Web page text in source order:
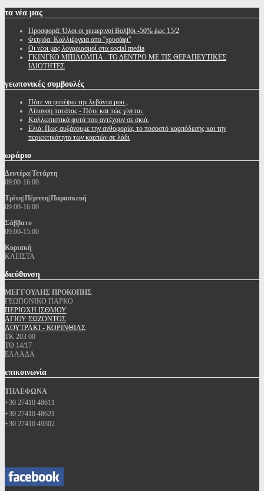
τα νέα μας
Προσφορά: Όλοι οι χειμερινοί Βολβόι -50% έως 15/2
Φειγιόα: Καλλιέργεια απο ''χρυσάφι''
Oι νέοι μας λογαριασμοί στα social media
ΓΚΙΝΓΚΟ ΜΠΙΛΟΜΠΑ - ΤΟ ΔΕΝΤΡΟ ΜΕ ΤΙΣ ΘΕΡΑΠΕΥΤΙΚΕΣ
ΙΔΙΟΤΗΤΕΣ
γεωπονικές συμβουλές
Πότε να φυτέψω την λεβάντα μου ;
Λίπανση πατάτας - Πότε και πώς γίνεται.
Καλλωπιστικά φυτά που αντέχουν σε σκιά.
Ελιά: Πως αυξάνουμε την ανθοφορία, το ποσοστό καρπόδεσης και την
περιεκτικότητα των καρπών σε λάδι
ωράριο
Δευτέρα|Τετάρτη
09:00-16:00
Τρίτη|Πέμπτη|Παρασκευή
09:00-16:00
Σάββατο
09:00-15:00
Κυριακή
ΚΛΕΙΣΤΑ
διεύθυνση
ΜΕΓΓΟΥΛΗΣ ΠΡΟΚΟΠΗΣ
ΓΕΩΠΟΝΙΚΟ ΠΑΡΚΟ
ΠΕΡΙΟΧΗ ΙΣΘΜΟΥ
ΑΓΙΟΥ ΣΩΖΟΝΤΟΣ
ΛΟΥΤΡΑΚΙ - ΚΟΡΙΝΘΙΑΣ
ΤΚ 203 00
ΤΘ 14/17
ΕΛΛΑΔΑ
επικοινωνία
ΤΗΛΕΦΩΝΑ
+30 27410 48611
+30 27410 48621
+30 27410 49302